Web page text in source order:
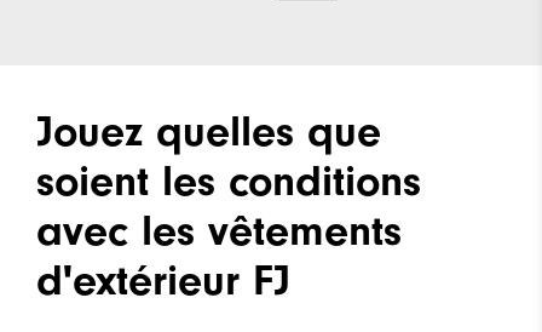
Jouez quelles que
soient les conditions
avec les vêtements
d'extérieur FJ